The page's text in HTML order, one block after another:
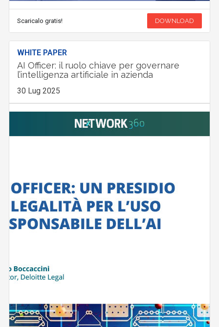
Scaricalo gratis! DOWNLOAD
WHITE PAPER
AI Officer: il ruolo chiave per governare
l’intelligenza artificiale in azienda
30 Lug 2025